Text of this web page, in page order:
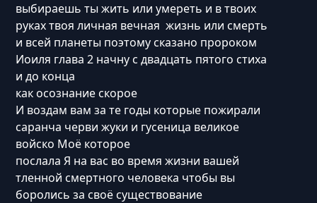
выбираешь ты жить или умереть и в твоих
руках твоя личная вечная жизнь или смерть
и всей планеты поэтому сказано пророком
Иоиля глава 2 начну с двадцать пятого стиха
и до конца
как осознание скорое
И воздам вам за те годы которые пожирали
саранча черви жуки и гусеница великое
войско Моё которое
послала Я на вас во время жизни вашей
тленной смертного человека чтобы вы
боролись за своё существование